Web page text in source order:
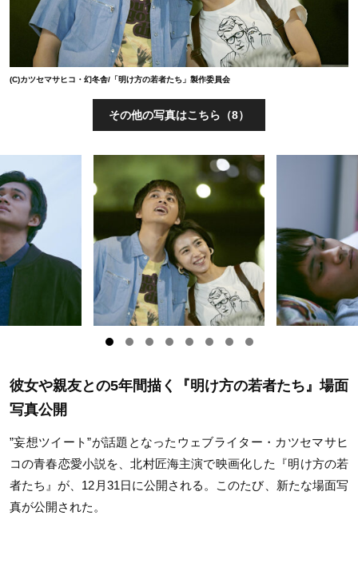
(C)カツセマサヒコ・幻冬舎/「明け方の若者たち」製作委員会
その他の写真はこちら（8）
彼女や親友との5年間描く『明け方の若者たち』場面
写真公開
”妄想ツイート”が話題となったウェブライター・カツセマサヒ
コの青春恋愛小説を、北村匠海主演で映画化した『明け方の若
者たち』が、12月31日に公開される。このたび、新たな場面写
真が公開された。